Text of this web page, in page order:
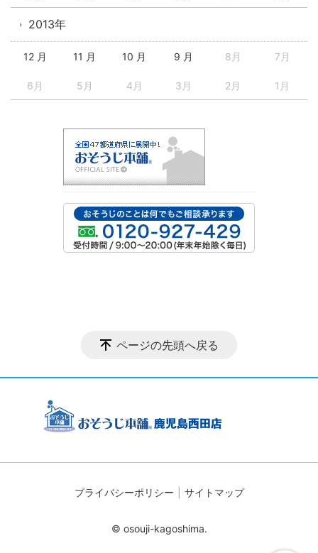
2013年
12 月 11 月 10 月 9 月 8月 7月
6月 5月 4月 3月 2月 1月
ページの先頭へ戻る
プライバシーポリシー サイトマップ
© osouji-kagoshima.